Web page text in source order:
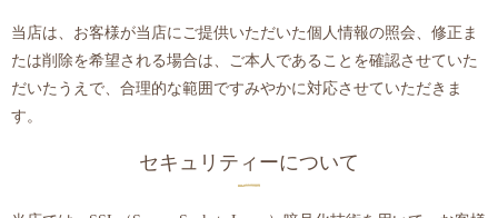
当店は、お客様が当店にご提供いただいた個人情報の照会、修正ま
たは削除を希望される場合は、ご本人であることを確認させていた
だいたうえで、合理的な範囲ですみやかに対応させていただきま
す。
セキュリティーについて